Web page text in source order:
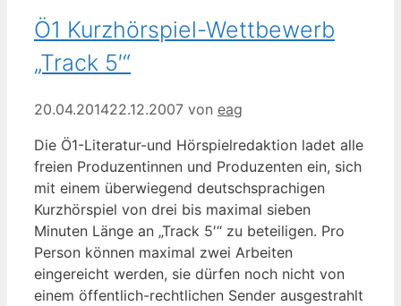
Ö1 Kurzhörspiel-Wettbewerb
„Track 5′“
20.04.201422.12.2007 von eag
Die Ö1-Literatur-und Hörspielredaktion ladet alle
freien Produzentinnen und Produzenten ein, sich
mit einem überwiegend deutschsprachigen
Kurzhörspiel von drei bis maximal sieben
Minuten Länge an „Track 5′“ zu beteiligen. Pro
Person können maximal zwei Arbeiten
eingereicht werden, sie dürfen noch nicht von
einem öffentlich-rechtlichen Sender ausgestrahlt